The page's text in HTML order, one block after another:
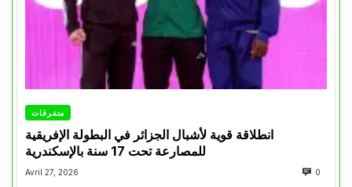
متفرقات
انطلاقة قوية لأشبال الجزائر في البطولة الإفريقية
للمصارعة تحت 17 سنة بالإسكندرية
Avril 27, 2026 0